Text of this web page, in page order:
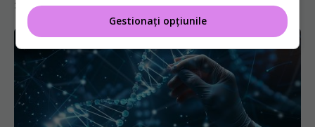
22 ian 2026, 15:43
Gestionați opțiunile